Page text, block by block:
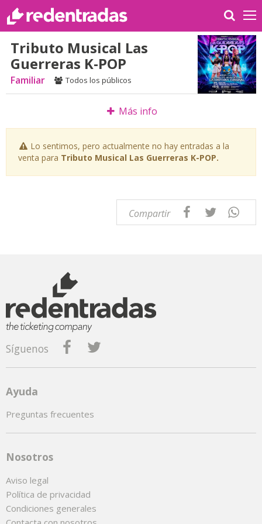
Tributo Musical Las
Guerreras K-POP
Familiar Todos los públicos
Más info
Lo sentimos, pero actualmente no hay entradas a la
venta para Tributo Musical Las Guerreras K-POP.
Compartir
Síguenos
Ayuda
Preguntas frecuentes
Nosotros
Aviso legal
Política de privacidad
Condiciones generales